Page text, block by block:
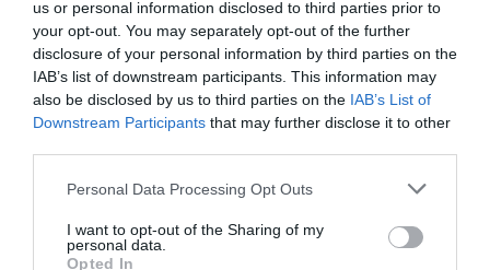
us or personal information disclosed to third parties prior to
your opt-out. You may separately opt-out of the further
disclosure of your personal information by third parties on the
IAB’s list of downstream participants. This information may
also be disclosed by us to third parties on the IAB’s List of
Downstream Participants that may further disclose it to other
Personal Data Processing Opt Outs
I want to opt-out of the Sharing of my
personal data.
Opted In
Ακολουθήστε το Culturenow.gr στοGoogle Newsκαι
μάθετε πρώτοι όλες τις ειδήσεις
Δείτε όλα τατελευταία νέαγια την Τέχνη και τον
Πολιτισμό στοCulturenow.gr
Tags